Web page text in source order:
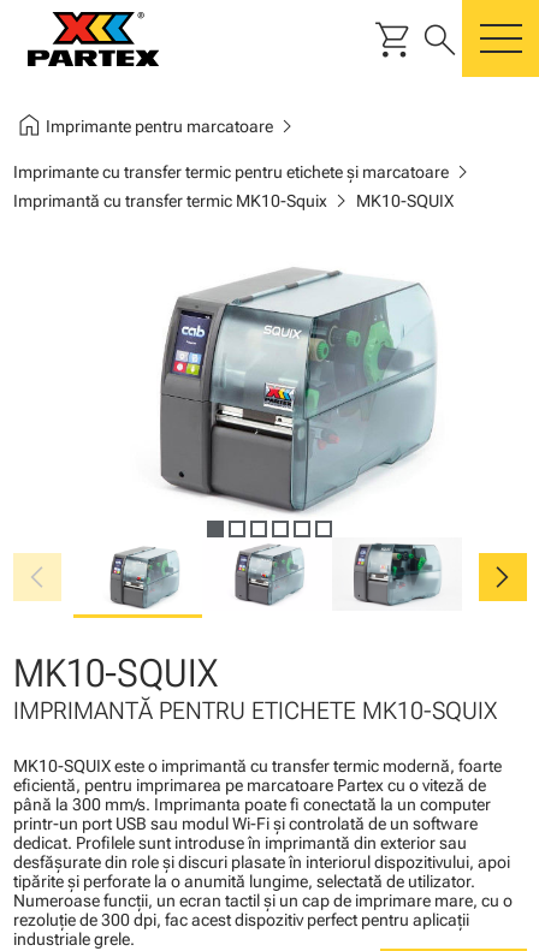
shopping_cart search
home Imprimante pentru marcatoarechevron_right
Imprimante cu transfer termic pentru etichete şi marcatoarechevron_right
Imprimantă cu transfer termic MK10-Squixchevron_right MK10-SQUIX
chevron_left chevron_right
MK10-SQUIX
IMPRIMANTĂ PENTRU ETICHETE MK10-SQUIX
MK10-SQUIX este o imprimantă cu transfer termic modernă, foarte
eficientă, pentru imprimarea pe marcatoare Partex cu o viteză de
până la 300 mm/s. Imprimanta poate fi conectată la un computer
printr-un port USB sau modul Wi-Fi şi controlată de un software
dedicat. Profilele sunt introduse în imprimantă din exterior sau
desfăşurate din role şi discuri plasate în interiorul dispozitivului, apoi
tipărite şi perforate la o anumită lungime, selectată de utilizator.
Numeroase funcţii, un ecran tactil şi un cap de imprimare mare, cu o
rezoluţie de 300 dpi, fac acest dispozitiv perfect pentru aplicaţii
industriale grele.